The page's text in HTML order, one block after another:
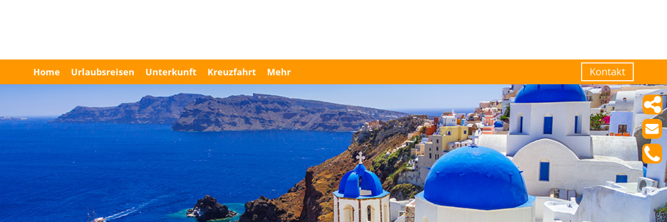
Home Urlaubsreisen Unterkunft Kreuzfahrt Mehr Kontakt